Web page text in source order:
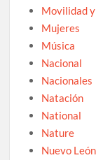
Movilidad
Mujeres
Música
Nacional
Nacionales
Natación
National
Nature
Nuevo León